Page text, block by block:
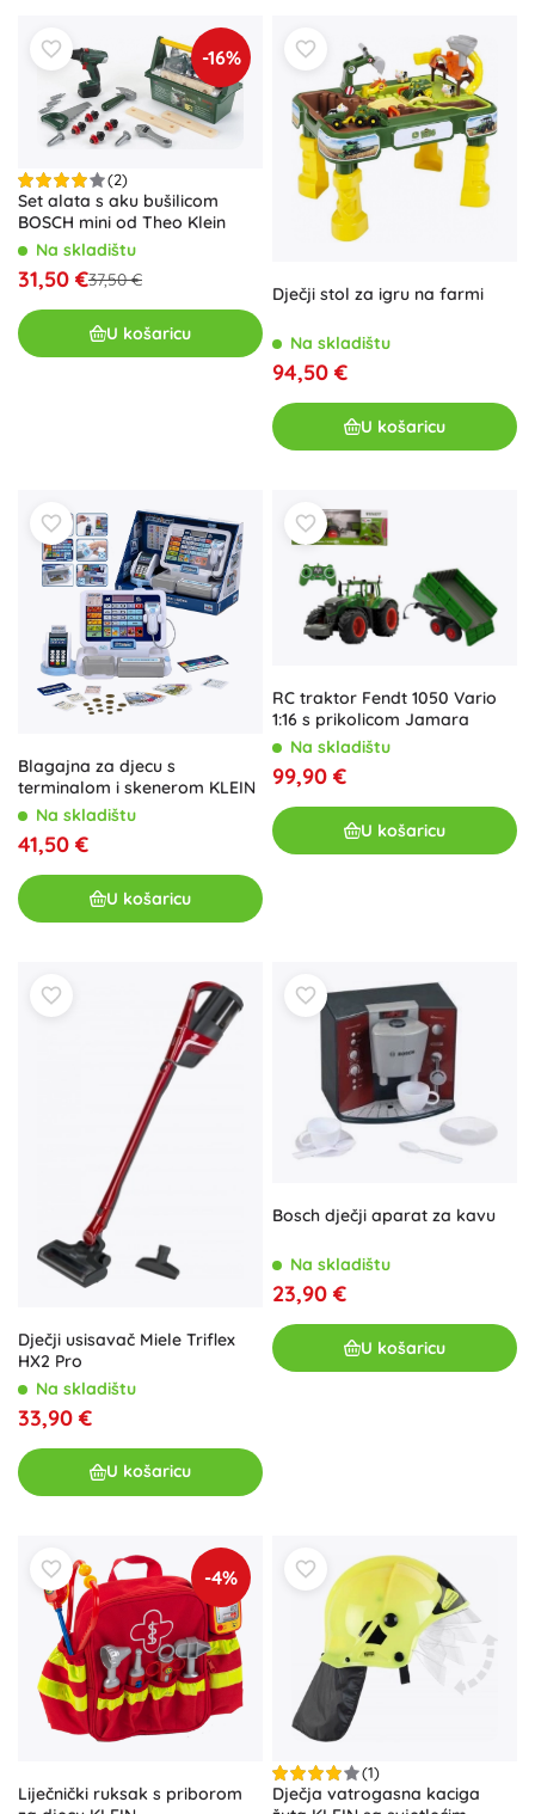
-16%
(2)
Set alata s aku bušilicom
BOSCH mini od Theo Klein
Na skladištu
31,50 €37,50 €
U košaricu
Dječji stol za igru na farmi
Na skladištu
94,50 €
U košaricu
Blagajna za djecu s
terminalom i skenerom KLEIN
Na skladištu
41,50 €
U košaricu
RC traktor Fendt 1050 Vario
1:16 s prikolicom Jamara
Na skladištu
99,90 €
U košaricu
Dječji usisavač Miele Triflex
HX2 Pro
Na skladištu
33,90 €
U košaricu
Bosch dječji aparat za kavu
Na skladištu
23,90 €
U košaricu
-4%
Liječnički ruksak s priborom
(1)
Dječja vatrogasna kaciga